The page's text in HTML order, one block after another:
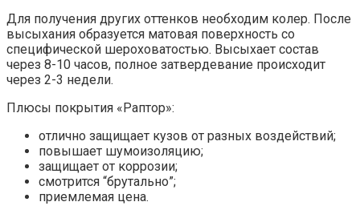
Для получения других оттенков необходим колер. После
высыхания образуется матовая поверхность со
специфической шероховатостью. Высыхает состав
через 8-10 часов, полное затвердевание происходит
через 2-3 недели.
Плюсы покрытия «Раптор»:
отлично защищает кузов от разных воздействий;
повышает шумоизоляцию;
защищает от коррозии;
смотрится “брутально”;
приемлемая цена.